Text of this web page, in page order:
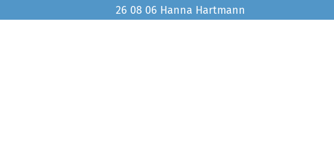
26 08 06 Hanna Hartmann